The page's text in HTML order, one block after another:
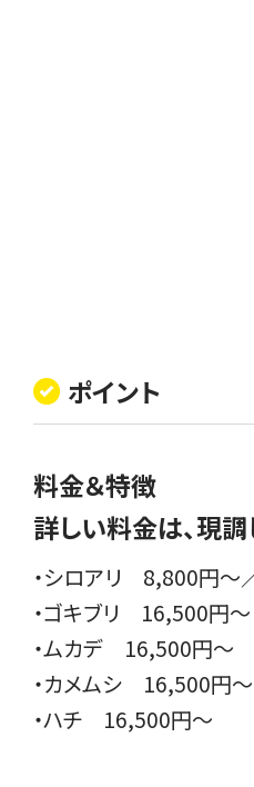
ポイント
料金＆特徴
詳しい料金は、現調
・シロアリ 8,800円〜
・ゴキブリ 16,500円〜
・ムカデ 16,500円〜
・カメムシ 16,500円〜
・ハチ 16,500円～